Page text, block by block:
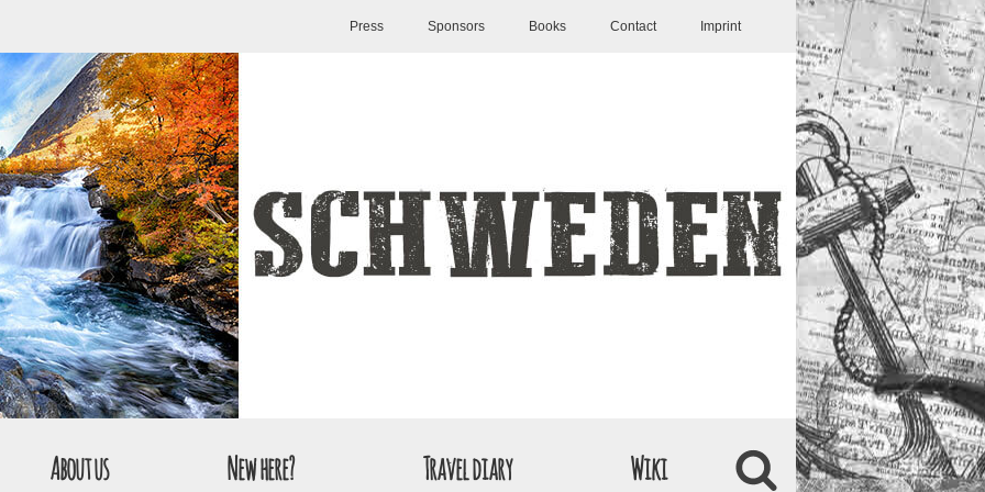
Press Sponsors Books Contact Imprint
About us New here? Travel diary Wiki